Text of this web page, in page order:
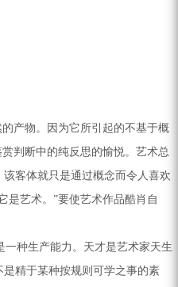
产物。因为它所引起的不基于概
判断中的纯反思的愉悦。艺术总
客体就只是通过概念而令人喜欢
是艺术。”要使艺术作品酷肖自
种生产能力。天才是艺术家天生
精于某种按规则可学之事的素